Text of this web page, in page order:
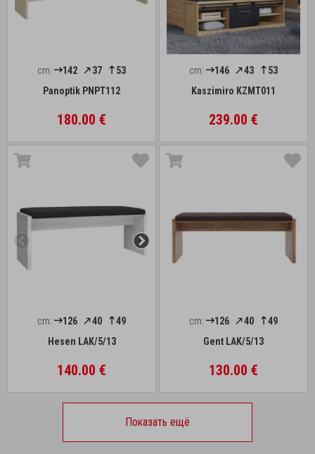
cm: 142 37
53
Panoptik PNPT112
180.00 €
cm: 146 43
53
Kaszimiro KZMT011
239.00 €
cm: 126 40
49
Hesen LAK/5/13
140.00 €
cm: 126 40
49
Gent LAK/5/13
130.00 €
Показать ещё